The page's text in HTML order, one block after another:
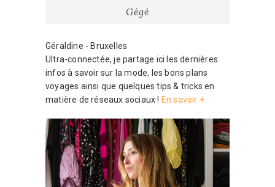
Gégé
Géraldine - Bruxelles
Ultra-connectée, je partage ici les dernières
infos à savoir sur la mode, les bons plans
voyages ainsi que quelques tips & tricks en
matière de réseaux sociaux ! En savoir +